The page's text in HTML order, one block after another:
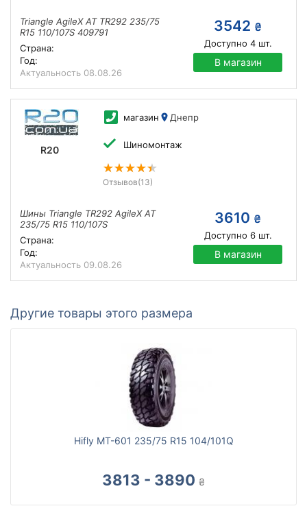
Triangle AgileX AT TR292 235/75
R15 110/107S 409791
Страна:
Год:
Актуальность 08.08.26
3542 ₴
Доступно 4шт.
В магазин
R20
магазин Днепр
Шиномонтаж
Отзывов(13)
Шины Triangle TR292 AgileX AT
235/75 R15 110/107S
Страна:
Год:
Актуальность 09.08.26
3610 ₴
Доступно 6шт.
В магазин
Другие товары этого размера
Hifly MT-601 235/75 R15 104/101Q
3813 - 3890 ₴